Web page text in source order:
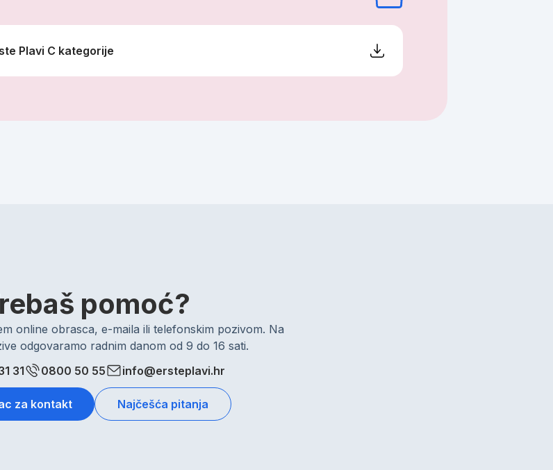
Plavi C kategorije
pomoć?
online obrasca, e-maila ili telefonskim pozivom. Na
odgovaramo radnim danom od 9 do 16 sati.
31
0800 50 55 info@ersteplavi.hr
za kontakt Najčešća pitanja